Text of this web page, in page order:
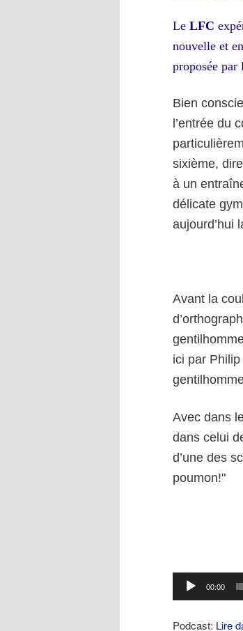
Le LFC
nouvelle et
proposée
Bien
l’entrée du
sixième,
à un
délicate
aujourd’hui
Avant la
ici par
Avec dans
dans celui
d’une des
poumon!"
Lecteur
audio
00:00
Podcast: Lire